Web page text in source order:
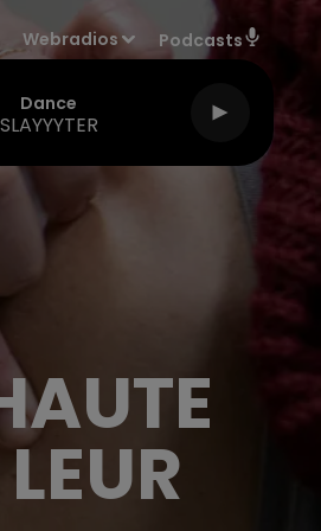
Webradios Podcasts
Dance
SLAYYYTER